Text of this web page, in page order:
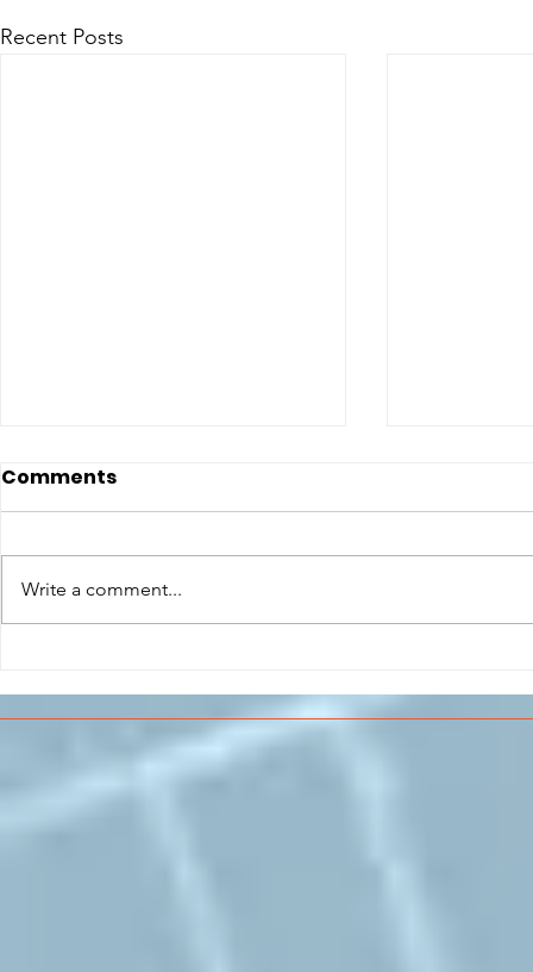
Recent Posts
PERCORSO DI
FORMAZIONE SCUOLA
LAVORO DEGLI STUDENTI
DEL “DE PINEDO-
COLONNA”
superiori
Comments
Write a comment...